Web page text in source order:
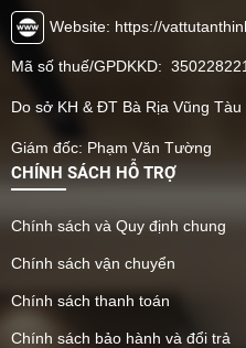
Website: https://
Mã số thuế/GPDKKD:
Do sở KH & ĐT Bà Rịa Vũng
Giám đốc: Phạm Văn Tường
CHÍNH SÁCH HỖ TRỢ
Chính sách và Quy định chung
Chính sách vận chuyển
Chính sách thanh toán
Chính sách bảo hành và đổi trả